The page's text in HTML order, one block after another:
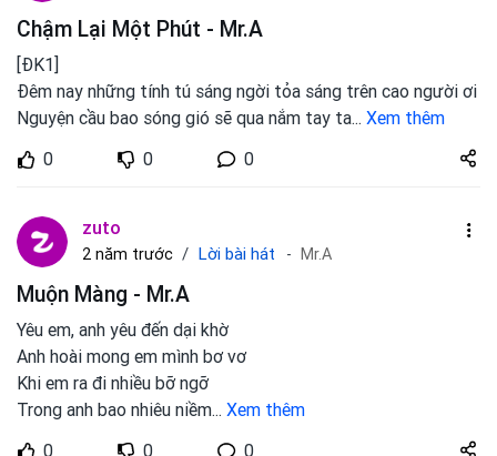
Chậm Lại Một Phút - Mr.A
[ĐK1]
Đêm nay những tính tú sáng ngời tỏa sáng trên cao người ơi
Nguyện cầu bao sóng gió sẽ qua nắm tay ta... Xem thêm
0
0 0
Share
zuto.vn
zuto
2 năm trước Lời bài hát Mr.A
Muộn Màng - Mr.A
Yêu em, anh yêu đến dại khờ
Anh hoài mong em mình bơ vơ
Khi em ra đi nhiều bỡ ngỡ
Trong anh bao nhiêu niềm... Xem thêm
0
0 0
Share